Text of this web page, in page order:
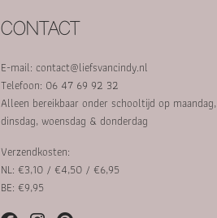
CONTACT
E-mail: contact@liefsvancindy.nl
Telefoon: 06 47 69 92 32
Alleen bereikbaar onder schooltijd op maandag,
dinsdag, woensdag & donderdag
Verzendkosten:
NL: €3,10 / €4,50 / €6,95
BE: €9,95